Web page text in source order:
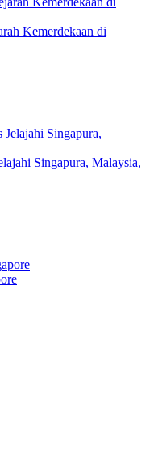
Kemerdekaan di
Singapura, Malaysia,